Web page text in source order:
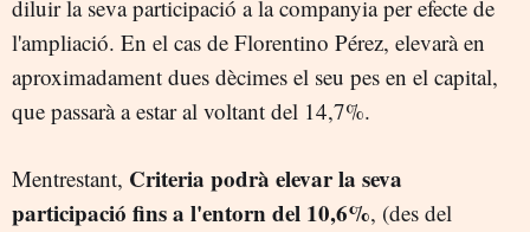
diluir la seva participació a la companyia per efecte de
l'ampliació. En el cas de Florentino Pérez, elevarà en
aproximadament dues dècimes el seu pes en el capital,
que passarà a estar al voltant del 14,7%.
Mentrestant, Criteria podrà elevar la seva
participació fins a l'entorn del 10,6%, (des del